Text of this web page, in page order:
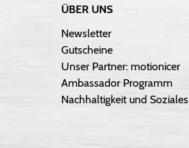
ÜBER UNS
Newsletter
Gutscheine
Unser Partner: motionicer
Ambassador Programm
Nachhaltigkeit und Soziales